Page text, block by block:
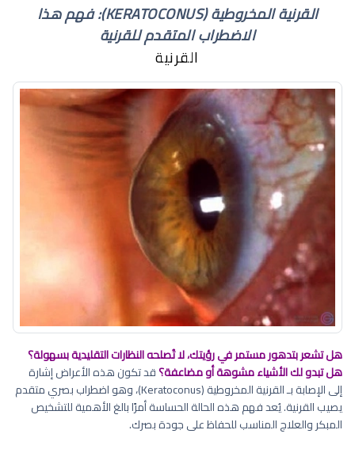
القرنية المخروطية (KERATOCONUS): فهم هذا
الاضطراب المتقدم للقرنية
القرنية
هل تشعر بتدهور مستمر في رؤيتك، لا تُصلحه النظارات التقليدية بسهولة؟
هل تبدو لك الأشياء مشوهة أو مضاعفة؟قد تكون هذه الأعراض إشارة
إلى الإصابة بـ القرنية المخروطية (Keratoconus)، وهو اضطراب بصري متقدم
يصيب القرنية. يُعد فهم هذه الحالة الحساسة أمرًا بالغ الأهمية للتشخيص
المبكر والعلاج المناسب للحفاظ على جودة بصرك.